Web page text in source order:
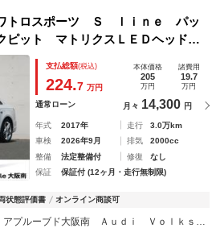
トロスポーツ Ｓ ｌｉｎｅ パッ
ピット マトリクスＬＥＤヘッドラ
ーター 認定中古車 ＥＴＣ バッ
支払総額(税込)
224.7 万円
本体価格
205
万円
諸費用
19.7
万円
通常ローン 月々 14,300 円
年式 2017年 走行
3.0万km
車検
2026年9月 排気
2000cc
整備
法定整備付 修復
なし
保証
保証付 (12ヶ月・走行無制限)
状態評価書 オンライン商談可
アウディ アプルーブド大阪南 Ａｕｄｉ Ｖｏｌｋｓｗａｇｅｎ Ｒｅｔａｉｌ Ｊａｐａｎ株式会社